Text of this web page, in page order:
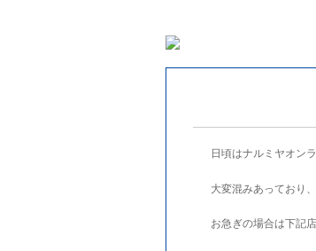
日頃はナルミヤオン
大変混みあっており
お急ぎの場合は下記